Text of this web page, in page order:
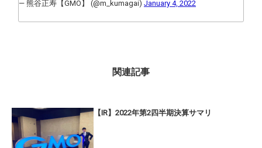
— 熊谷正寿【GMO】 (@m_kumagai) January 4, 2022
関連記事
【IR】2022年第2四半期決算サマリ